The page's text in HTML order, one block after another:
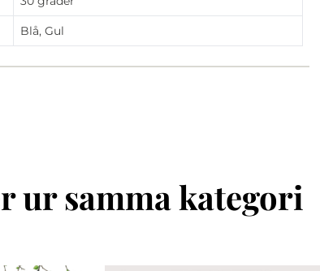
Blå, Gul
ur samma kategori